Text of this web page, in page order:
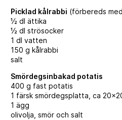
Picklad kålrabbi (förbereds
½ dl ättika
½ dl strösocker
1 dl vatten
150 g kålrabbi
salt
Smördegsinbakad potatis
400 g fast potatis
1 färsk smördegsplatta, ca
1 ägg
olivolja, smör och salt